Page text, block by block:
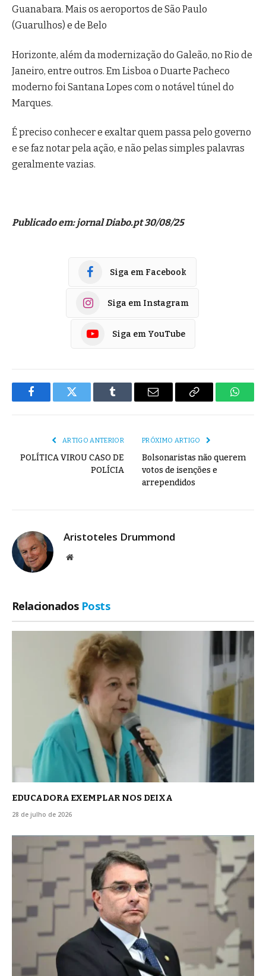
Guanabara. Mais os aeroportos de São Paulo
(Guarulhos) e de Belo
Horizonte, além da modernização do Galeão, no Rio de
Janeiro, entre outros. Em Lisboa o Duarte Pacheco
moderno foi Santana Lopes com o notável túnel do
Marques.
É preciso conhecer e exaltar quem passa pelo governo
e se faz notar pela ação, e não pelas simples palavras
geralmente vazias.
Publicado em: jornal Diabo.pt 30/08/25
Siga em Facebook
Siga em Instagram
Siga em YouTube
FacebookTwitter Tumblr
E-
Copiar
ARTIGO ANTERIOR
POLÍTICA VIROU CASO DE
POLÍCIA
PRÓXIMO ARTIGO
Bolsonaristas não querem
votos de isenções e
arrependidos
Aristoteles Drummond
Site
Relacionados Posts
EDUCADORA EXEMPLAR NOS DEIXA
28 de julho de 2026